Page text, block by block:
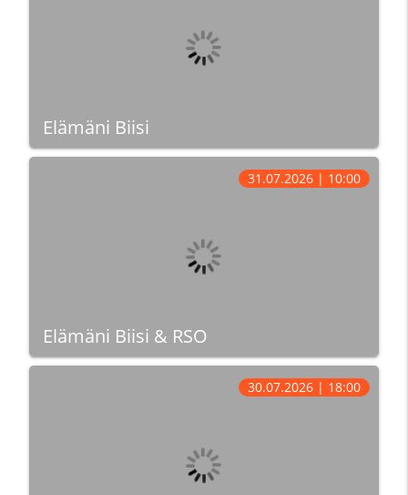
Elämäni Biisi
Elämäni Biisi & RSO
31.07.2026 | 10:00
30.07.2026 | 18:00